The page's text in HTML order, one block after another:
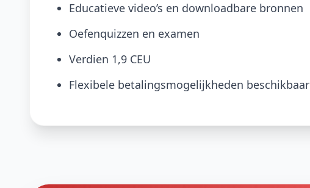
Educatieve video’s en downloadbare bronnen
Oefenquizzen en examen
Verdien 1,9 CEU
Flexibele betalingsmogelijkheden beschikbaar